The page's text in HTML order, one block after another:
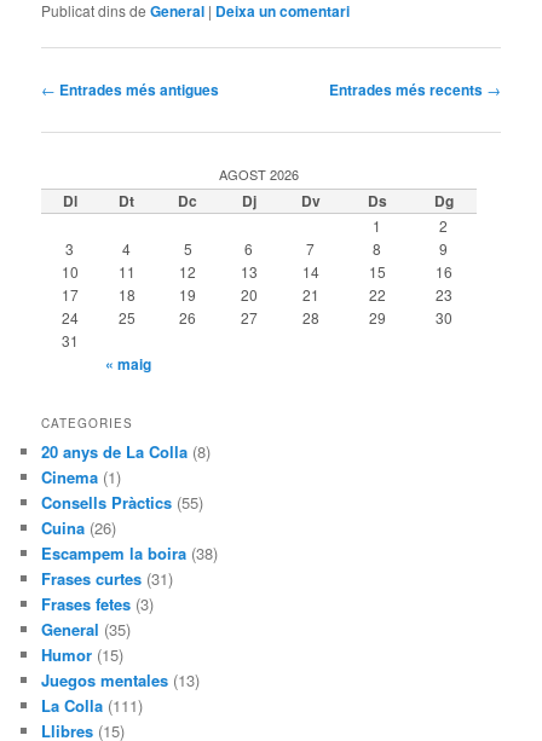
Publicat dins de General | Deixa un comentari
Navegació
les
← Entrades més antigues Entrades més recents →
AGOST 2026
Dl Dt Dc Dj Dv Ds Dg
1
2
3
4 5 6 7 8
9
10
11 12 13 14 15
16
17
18 19 20 21 22
23
24
25 26 27 28 29
30
31
« maig
CATEGORIES
20 anys de La Colla (8)
Cinema (1)
Consells Pràctics (55)
Cuina (26)
Escampem la boira (38)
Frases curtes (31)
Frases fetes (3)
General (35)
Humor (15)
Juegos mentales (13)
La Colla (111)
Llibres (15)